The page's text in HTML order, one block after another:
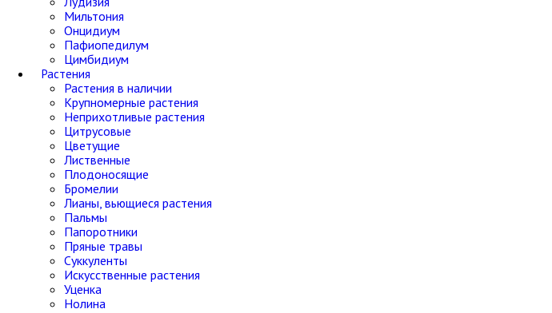
Мильтония
Онцидиум
Пафиопедилум
Цимбидиум
Растения
Растения в наличии
Крупномерные растения
Неприхотливые растения
Цитрусовые
Цветущие
Лиственные
Плодоносящие
Бромелии
Лианы, вьющиеся растения
Пальмы
Папоротники
Пряные травы
Суккуленты
Искусственные растения
Уценка
Нолина